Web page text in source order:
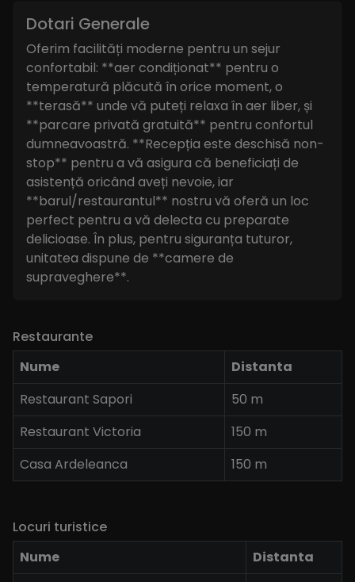
Dotari Generale
Oferim facilități moderne pentru un sejur
confortabil: **aer condiționat** pentru o
temperatură plăcută în orice moment, o
**terasă** unde vă puteți relaxa în aer liber, și
**parcare privată gratuită** pentru confortul
dumneavoastră. **Recepția este deschisă non-
stop** pentru a vă asigura că beneficiați de
asistență oricând aveți nevoie, iar
**barul/restaurantul** nostru vă oferă un loc
perfect pentru a vă delecta cu preparate
delicioase. În plus, pentru siguranța tuturor,
unitatea dispune de **camere de
supraveghere**.
Restaurante
Nume
Distanta
Restaurant Sapori
50 m
Restaurant Victoria
150 m
Casa Ardeleanca
150 m
Locuri turistice
Nume
Distanta